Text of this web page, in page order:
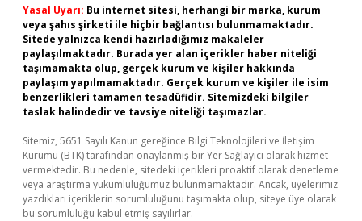
Yasal Uyarı: Bu internet sitesi, herhangi bir marka, kurum
veya şahıs şirketi ile hiçbir bağlantısı bulunmamaktadır.
Sitede yalnızca kendi hazırladığımız makaleler
paylaşılmaktadır. Burada yer alan içerikler haber niteliği
taşımamakta olup, gerçek kurum ve kişiler hakkında
paylaşım yapılmamaktadır. Gerçek kurum ve kişiler ile isim
benzerlikleri tamamen tesadüfidir. Sitemizdeki bilgiler
taslak halindedir ve tavsiye niteliği taşımazlar.
Sitemiz, 5651 Sayılı Kanun gereğince Bilgi Teknolojileri ve İletişim
Kurumu (BTK) tarafından onaylanmış bir Yer Sağlayıcı olarak hizmet
vermektedir. Bu nedenle, sitedeki içerikleri proaktif olarak denetleme
veya araştırma yükümlülüğümüz bulunmamaktadır. Ancak, üyelerimiz
yazdıkları içeriklerin sorumluluğunu taşımakta olup, siteye üye olarak
bu sorumluluğu kabul etmiş sayılırlar.